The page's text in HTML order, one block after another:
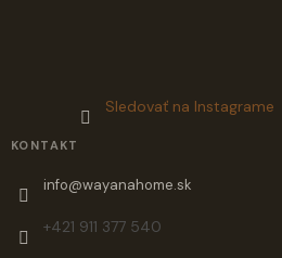
Sledovať na Instagrame
KONTAKT
info@wayanahome.sk
+421 911 377 540